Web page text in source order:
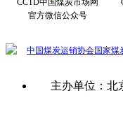
官方微信公众号
中国煤炭运销协会国家煤
主办单位：北